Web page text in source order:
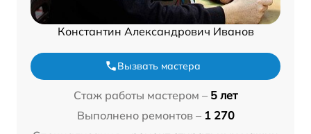
Константин Александрович Иванов
Вызвать мастера
Стаж работы мастером – 5 лет
Выполнено ремонтов – 1 270